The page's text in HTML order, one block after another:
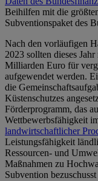
Beihilfen mit die
Subventionspaket des
Nach den vorläufigen
2023 sollten dieses
Milliarden Euro für
aufgewendet werden.
die
Küstenschutzes
Förderprogramm, das
Wettbewerbsfähigkeit
landwirtschaftlicher
Leistungsfähigkeit
Ressourcen- und
Maßnahmen zu
Subvention